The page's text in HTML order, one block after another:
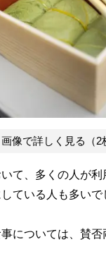
画像で詳しく見る（2
て、多くの人が
ている人も多いで
については、賛